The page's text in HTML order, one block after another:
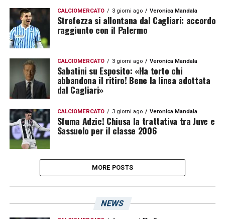
CALCIOMERCATO 3 giorni ago Veronica Mandala
Strefezza si allontana dal Cagliari: accordo
raggiunto con il Palermo
CALCIOMERCATO 3 giorni ago Veronica Mandala
Sabatini su Esposito: «Ha torto chi
abbandona il ritiro! Bene la linea adottata
dal Cagliari»
CALCIOMERCATO 3 giorni ago Veronica Mandala
Sfuma Adzic! Chiusa la trattativa tra Juve e
Sassuolo per il classe 2006
MORE POSTS
NEWS